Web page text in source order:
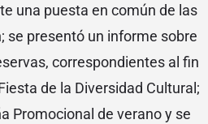
una puesta en común de las
se presentó un informe sobre
correspondientes al fin
de la Diversidad Cultural;
Promocional de verano y se